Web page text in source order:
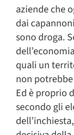
aziende che
dai
sono droga.
quali un
non
Ed è proprio
secondo gli